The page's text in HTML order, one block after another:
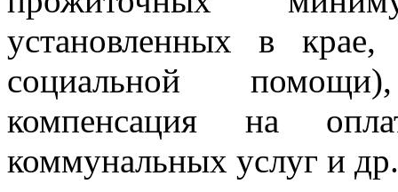
установленных в
социальной
компенсация на
коммунальных услуг и др.